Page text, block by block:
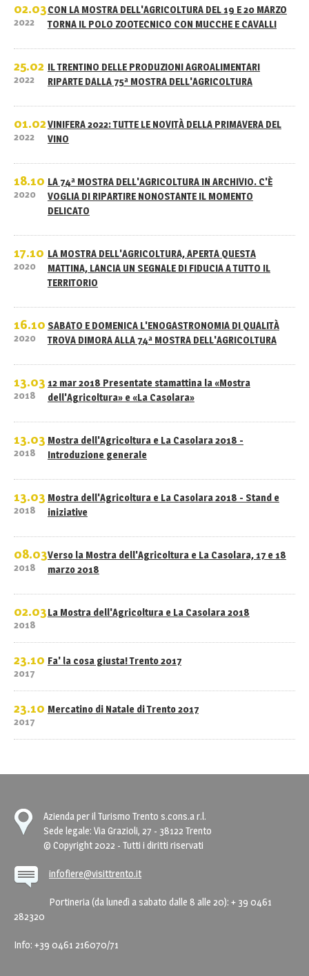
02.03
2022
CON LA MOSTRA DELL'AGRICOLTURA DEL 19 E 20 MARZO
TORNA IL POLO ZOOTECNICO CON MUCCHE E CAVALLI
25.02
2022
IL TRENTINO DELLE PRODUZIONI AGROALIMENTARI
RIPARTE DALLA 75ª MOSTRA DELL'AGRICOLTURA
01.02
2022
VINIFERA 2022: TUTTE LE NOVITÀ DELLA PRIMAVERA DEL
VINO
18.10
2020
LA 74ª MOSTRA DELL'AGRICOLTURA IN ARCHIVIO. C'È
VOGLIA DI RIPARTIRE NONOSTANTE IL MOMENTO
DELICATO
17.10
2020
LA MOSTRA DELL'AGRICOLTURA, APERTA QUESTA
MATTINA, LANCIA UN SEGNALE DI FIDUCIA A TUTTO IL
TERRITORIO
16.10
2020
SABATO E DOMENICA L'ENOGASTRONOMIA DI QUALITÀ
TROVA DIMORA ALLA 74ª MOSTRA DELL'AGRICOLTURA
13.03
2018
12 mar 2018 Presentate stamattina la «Mostra
dell'Agricoltura» e «La Casolara»
13.03
2018
Mostra dell'Agricoltura e La Casolara 2018 -
Introduzione generale
13.03
2018
Mostra dell'Agricoltura e La Casolara 2018 - Stand e
iniziative
08.03
2018
Verso la Mostra dell'Agricoltura e La Casolara, 17 e 18
marzo 2018
02.03
2018
La Mostra dell'Agricoltura e La Casolara 2018
23.10
2017
Fa' la cosa giusta! Trento 2017
23.10
2017
Mercatino di Natale di Trento 2017
Azienda per il Turismo Trento s.cons.a r.l.
Sede legale: Via Grazioli, 27 - 38122 Trento
© Copyright 2022 - Tutti i diritti riservati
infofiere@visittrento.it
Portineria (da lunedì a sabato dalle 8 alle 20): + 39 0461
282320
Info: +39 0461 216070/71